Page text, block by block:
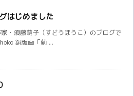
はじめました
・須藤萌子（すどうほうこ）のブログで
銅版画「薊 ...